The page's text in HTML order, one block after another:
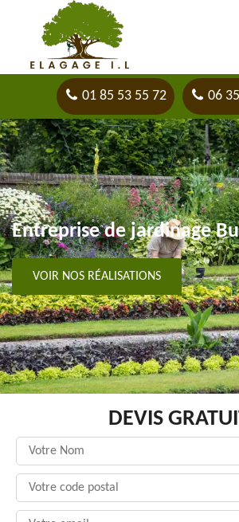
01 85 53 55 72 06
Entreprise de jardinage
VOIR NOS RÉALISATIONS
DEVIS